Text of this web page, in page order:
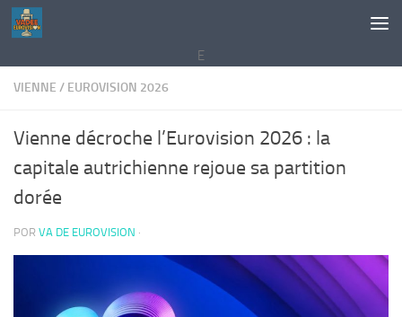
Saltar al contenido
E
VIENNE / EUROVISION 2026
Vienne décroche l’Eurovision 2026 : la
capitale autrichienne rejoue sa partition
dorée
POR VA DE EUROVISION ·